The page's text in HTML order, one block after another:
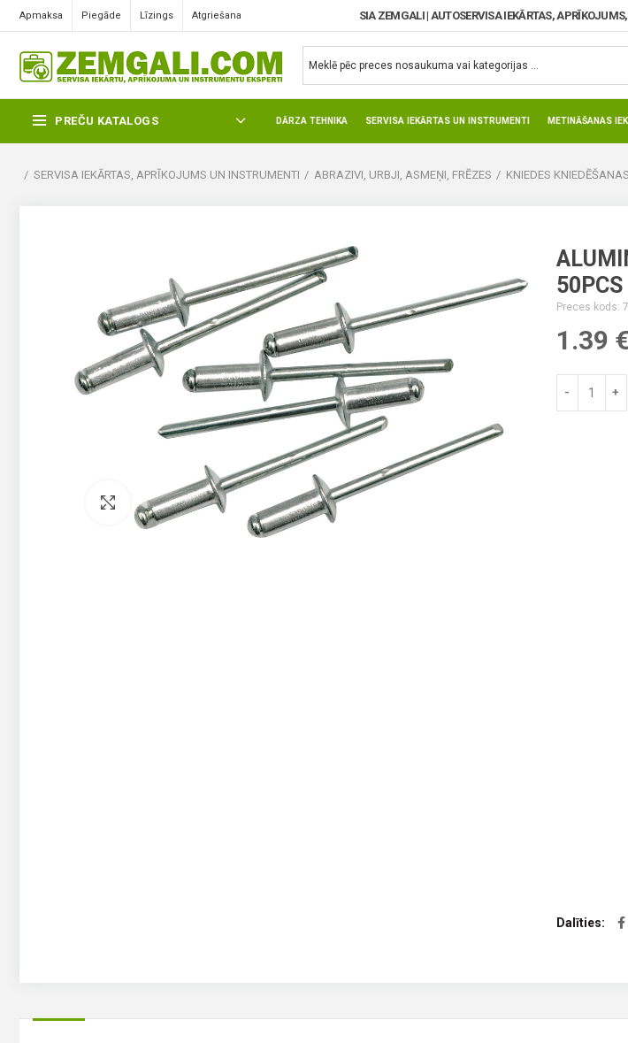
Apmaksa Piegāde Līzings Atgriešana SIA ZEMGALI | AUTOSERVISA IEKĀRTAS,
PREČU KATALOGS DĀRZA TEHNIKA SERVISA IEKĀRTAS UN INSTRUMENTI METINĀŠANAS
SERVISA IEKĀRTAS, APRĪKOJUMS UN INSTRUMENTI ABRAZIVI, URBJI, ASMEŅI, FRĒZES KNIEDES
Pietuvināt
Preces kods:
1.39
Dalīties